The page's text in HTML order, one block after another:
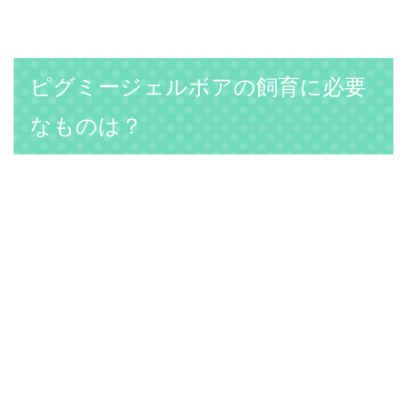
ピグミージェルボアの飼育に必要
なものは？